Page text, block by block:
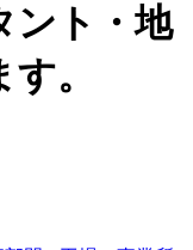
ント・地
。